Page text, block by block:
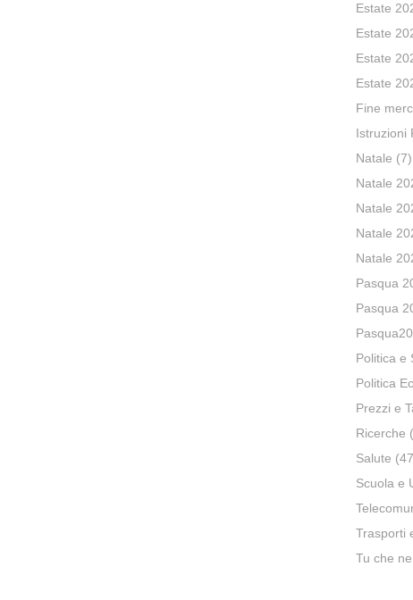
Estate
Estate
Estate
Estate
Fine
Istruzioni
Natale (7)
Natale
Natale
Natale
Natale
Pasqua
Pasqua
Politica e
Politica
Prezzi e
Ricerche
Salute
Scuola e
Trasporti
Tu che